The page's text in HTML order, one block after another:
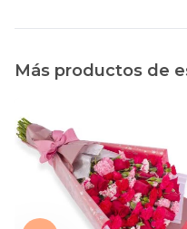
Más productos de